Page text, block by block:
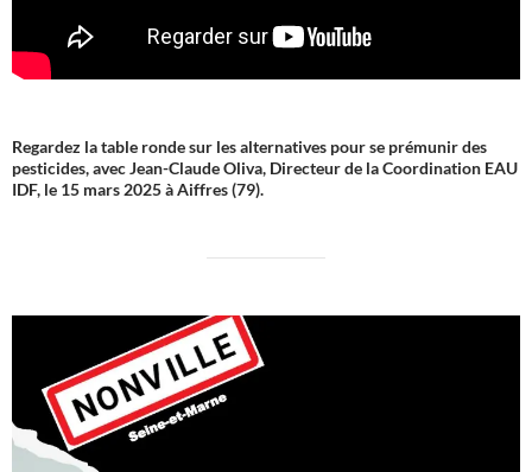
Regardez la table ronde sur les alternatives pour se prémunir des
pesticides, avec Jean-Claude Oliva, Directeur de la Coordination EAU
IDF, le 15 mars 2025 à Aiffres (79).